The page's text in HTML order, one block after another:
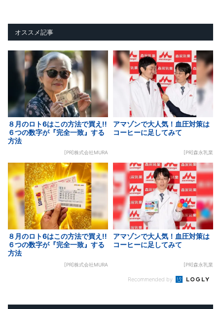
オススメ記事
８月のロト6はこの方法で買え!!
６つの数字が『完全一致』する
方法
[PR]株式会社MURA
アマゾンで大人気！血圧対策は
コーヒーに足してみて
[PR]森永乳業
８月のロト6はこの方法で買え!!
６つの数字が『完全一致』する
方法
[PR]株式会社MURA
アマゾンで大人気！血圧対策は
コーヒーに足してみて
[PR]森永乳業
Recommended by